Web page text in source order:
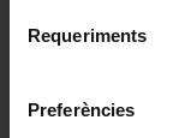
consultar la
Requeriments
Preferències
Notícies
Avisos